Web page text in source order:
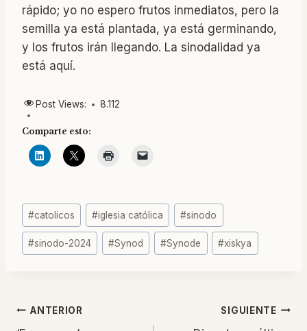
rápido; yo no espero frutos inmediatos, pero la
semilla ya está plantada, ya está germinando,
y los frutos irán llegando. La sinodalidad ya
está aquí.
Post Views: 8.112
Comparte esto:
Etiquetas
de
la
#catolicos #iglesia católica #sinodo
#sinodo-2024 #Synod #Synode #xiskya
Navegación
ANTERIOR SIGUIENTE